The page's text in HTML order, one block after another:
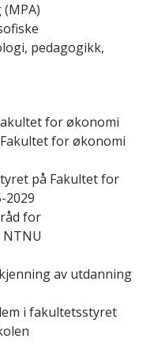
pedagogikk,
for økonomi
for økonomi
på Fakultet for
2029
for
av utdanning
i fakultetsstyret